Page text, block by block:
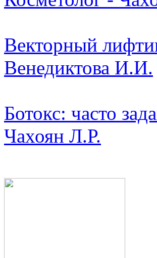
Векторный
Венедиктова И.И.
Ботокс: часто
Чахоян Л.Р.